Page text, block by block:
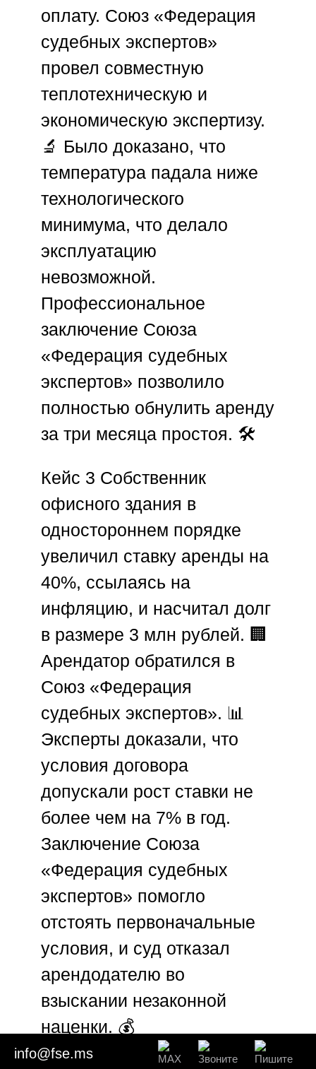
оплату. Союз «Федерация
судебных экспертов»
провел совместную
теплотехническую и
экономическую экспертизу.
🔬 Было доказано, что
температура падала ниже
технологического
минимума, что делало
эксплуатацию
невозможной.
Профессиональное
заключение Союза
«Федерация судебных
экспертов» позволило
полностью обнулить аренду
за три месяца простоя. 🛠️
Кейс 3 Собственник
офисного здания в
одностороннем порядке
увеличил ставку аренды на
40%, ссылаясь на
инфляцию, и насчитал долг
в размере 3 млн рублей. 🏢
Арендатор обратился в
Союз «Федерация
судебных экспертов». 📊
Эксперты доказали, что
условия договора
допускали рост ставки не
более чем на 7% в год.
Заключение Союза
«Федерация судебных
экспертов» помогло
отстоять первоначальные
условия, и суд отказал
арендодателю во
взыскании незаконной
наценки. 💰
info@fse.ms